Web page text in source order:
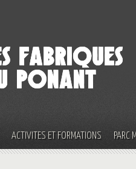
ACTIVITÉS ET FORMATIONS PARC